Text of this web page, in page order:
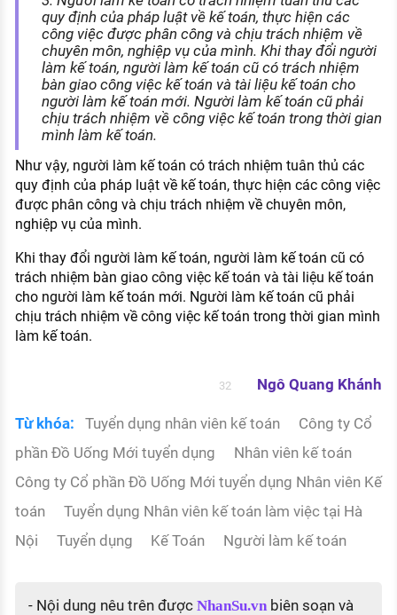
quy định của pháp luật về kế toán, thực hiện các
công việc được phân công và chịu trách nhiệm về
chuyên môn, nghiệp vụ của mình. Khi thay đổi người
làm kế toán, người làm kế toán cũ có trách nhiệm
bàn giao công việc kế toán và tài liệu kế toán cho
người làm kế toán mới. Người làm kế toán cũ phải
chịu trách nhiệm về công việc kế toán trong thời gian
mình làm kế toán.
Như vậy, người làm kế toán có trách nhiệm tuân thủ các
quy định của pháp luật về kế toán, thực hiện các công việc
được phân công và chịu trách nhiệm về chuyên môn,
nghiệp vụ của mình.
Khi thay đổi người làm kế toán, người làm kế toán cũ có
trách nhiệm bàn giao công việc kế toán và tài liệu kế toán
cho người làm kế toán mới. Người làm kế toán cũ phải
chịu trách nhiệm về công việc kế toán trong thời gian mình
làm kế toán.
32 Ngô Quang Khánh
Từ khóa: Tuyển dụng nhân viên kế toán
Công ty Cổ
phần Đồ Uống Mới tuyển dụng
Nhân viên kế toán
Công ty Cổ phần Đồ Uống Mới tuyển dụng Nhân viên Kế
toán
Tuyển dụng Nhân viên kế toán làm việc tại Hà
Nội
Tuyển dụng Kế Toán Người làm kế toán
- Nội dung nêu trên được NhanSu.vnbiên soạn và